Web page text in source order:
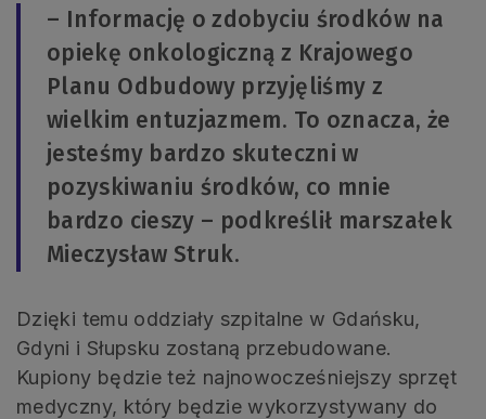
– Informację o zdobyciu środków na
opiekę onkologiczną z Krajowego
Planu Odbudowy przyjęliśmy z
wielkim entuzjazmem. To oznacza, że
jesteśmy bardzo skuteczni w
pozyskiwaniu środków, co mnie
bardzo cieszy – podkreślił marszałek
Mieczysław Struk.
Dzięki temu oddziały szpitalne w Gdańsku,
Gdyni i Słupsku zostaną przebudowane.
Kupiony będzie też najnowocześniejszy sprzęt
medyczny, który będzie wykorzystywany do